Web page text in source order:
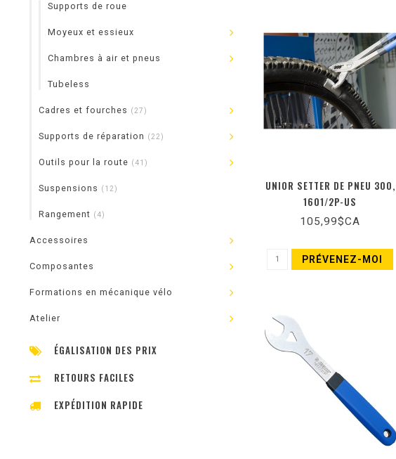
Supports de roue
Moyeux et essieux
Chambres à air et pneus
Tubeless
Cadres et fourches (27)
Supports de réparation (22)
Outils pour la route (41)
Suspensions (12)
Rangement (4)
Accessoires
Composantes
Formations en mécanique vélo
Atelier
ÉGALISATION DES PRIX
RETOURS FACILES
EXPÉDITION RAPIDE
UNIOR SETTER DE PNEU 300,
1601/2P-US
105,99$CA
PRÉVENEZ-MOI